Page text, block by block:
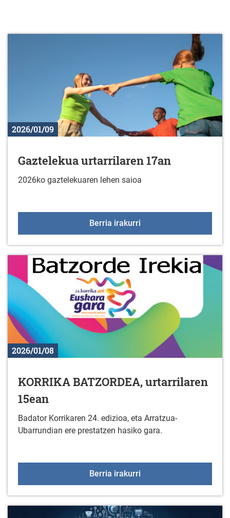
2026/01/09
Gaztelekua urtarrilaren 17an
2026ko gaztelekuaren lehen saioa
Berria irakurri
2026/01/08
KORRIKA BATZORDEA, urtarrilaren
15ean
Badator Korrikaren 24. edizioa, eta Arratzua-
Ubarrundian ere prestatzen hasiko gara.
Berria irakurri